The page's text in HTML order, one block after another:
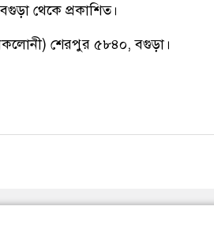
থেকে প্রকাশিত।
শেরপুর ৫৮৪০, বগুড়া।